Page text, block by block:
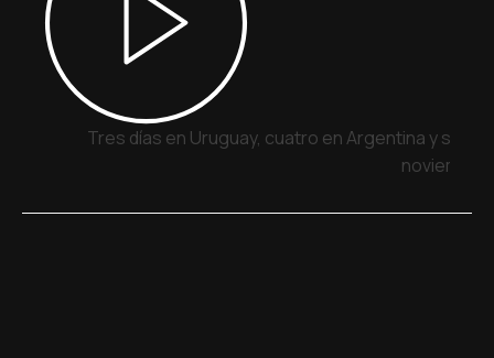
Tres días en Uruguay, cuatro en Argentina y siete
noviembre